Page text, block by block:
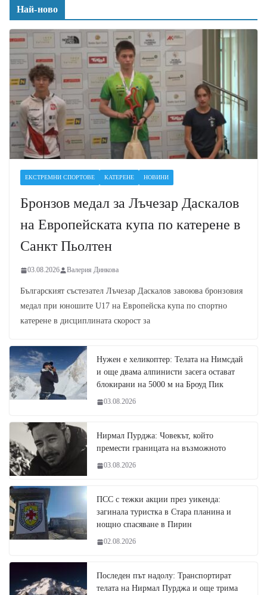
Най-ново
ЕКСТРЕМНИ СПОРТОВЕ КАТЕРЕНЕ НОВИНИ
Бронзов медал за Лъчезар Даскалов
на Европейската купа по катерене в
Санкт Пьолтен
03.08.2026 Валерия Динкова
Българският състезател Лъчезар Даскалов завоюва бронзовия
медал при юношите U17 на Европейска купа по спортно
катерене в дисциплината скорост за
Нужен е хеликоптер: Телата на Нимсдай
и още двама алпинисти засега остават
блокирани на 5000 м на Броуд Пик
03.08.2026
Нирмал Пурджа: Човекът, който
премести границата на възможното
03.08.2026
ПСС с тежки акции през уикенда:
загинала туристка в Стара планина и
нощно спасяване в Пирин
02.08.2026
Последен път надолу: Транспортират
телата на Нирмал Пурджа и още трима